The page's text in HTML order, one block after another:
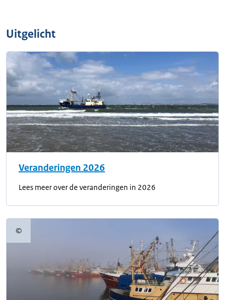
Uitgelicht
Veranderingen 2026
Lees meer over de veranderingen in 2026
©Copyrightinformatie